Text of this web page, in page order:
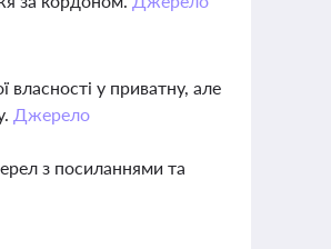
у приватну, але
Джерело
з посиланнями та